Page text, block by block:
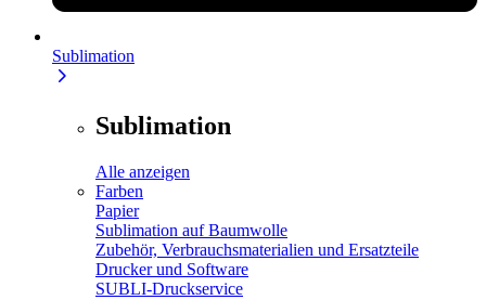
Sublimation
Sublimation
Alle anzeigen
Farben
Papier
Sublimation auf Baumwolle
Zubehör, Verbrauchsmaterialien und Ersatzteile
Drucker und Software
SUBLI-Druckservice